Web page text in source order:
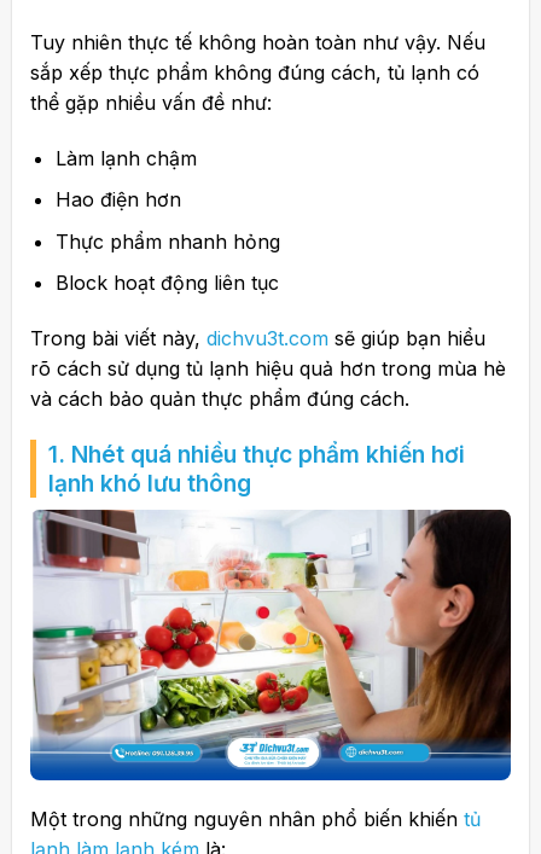
Tuy nhiên thực tế không hoàn toàn như vậy. Nếu
sắp xếp thực phẩm không đúng cách, tủ lạnh có
thể gặp nhiều vấn đề như:
Làm lạnh chậm
Hao điện hơn
Thực phẩm nhanh hỏng
Block hoạt động liên tục
Trong bài viết này, dichvu3t.comsẽ giúp bạn hiểu
rõ cách sử dụng tủ lạnh hiệu quả hơn trong mùa hè
và cách bảo quản thực phẩm đúng cách.
1. Nhét quá nhiều thực phẩm khiến hơi
lạnh khó lưu thông
Một trong những nguyên nhân phổ biến khiến tủ